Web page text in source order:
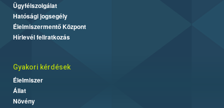
Ügyfélszolgálat
Hatósági jogsegély
Élelmiszermentő Központ
Hírlevél feliratkozás
Gyakori kérdések
Élelmiszer
Állat
Növény